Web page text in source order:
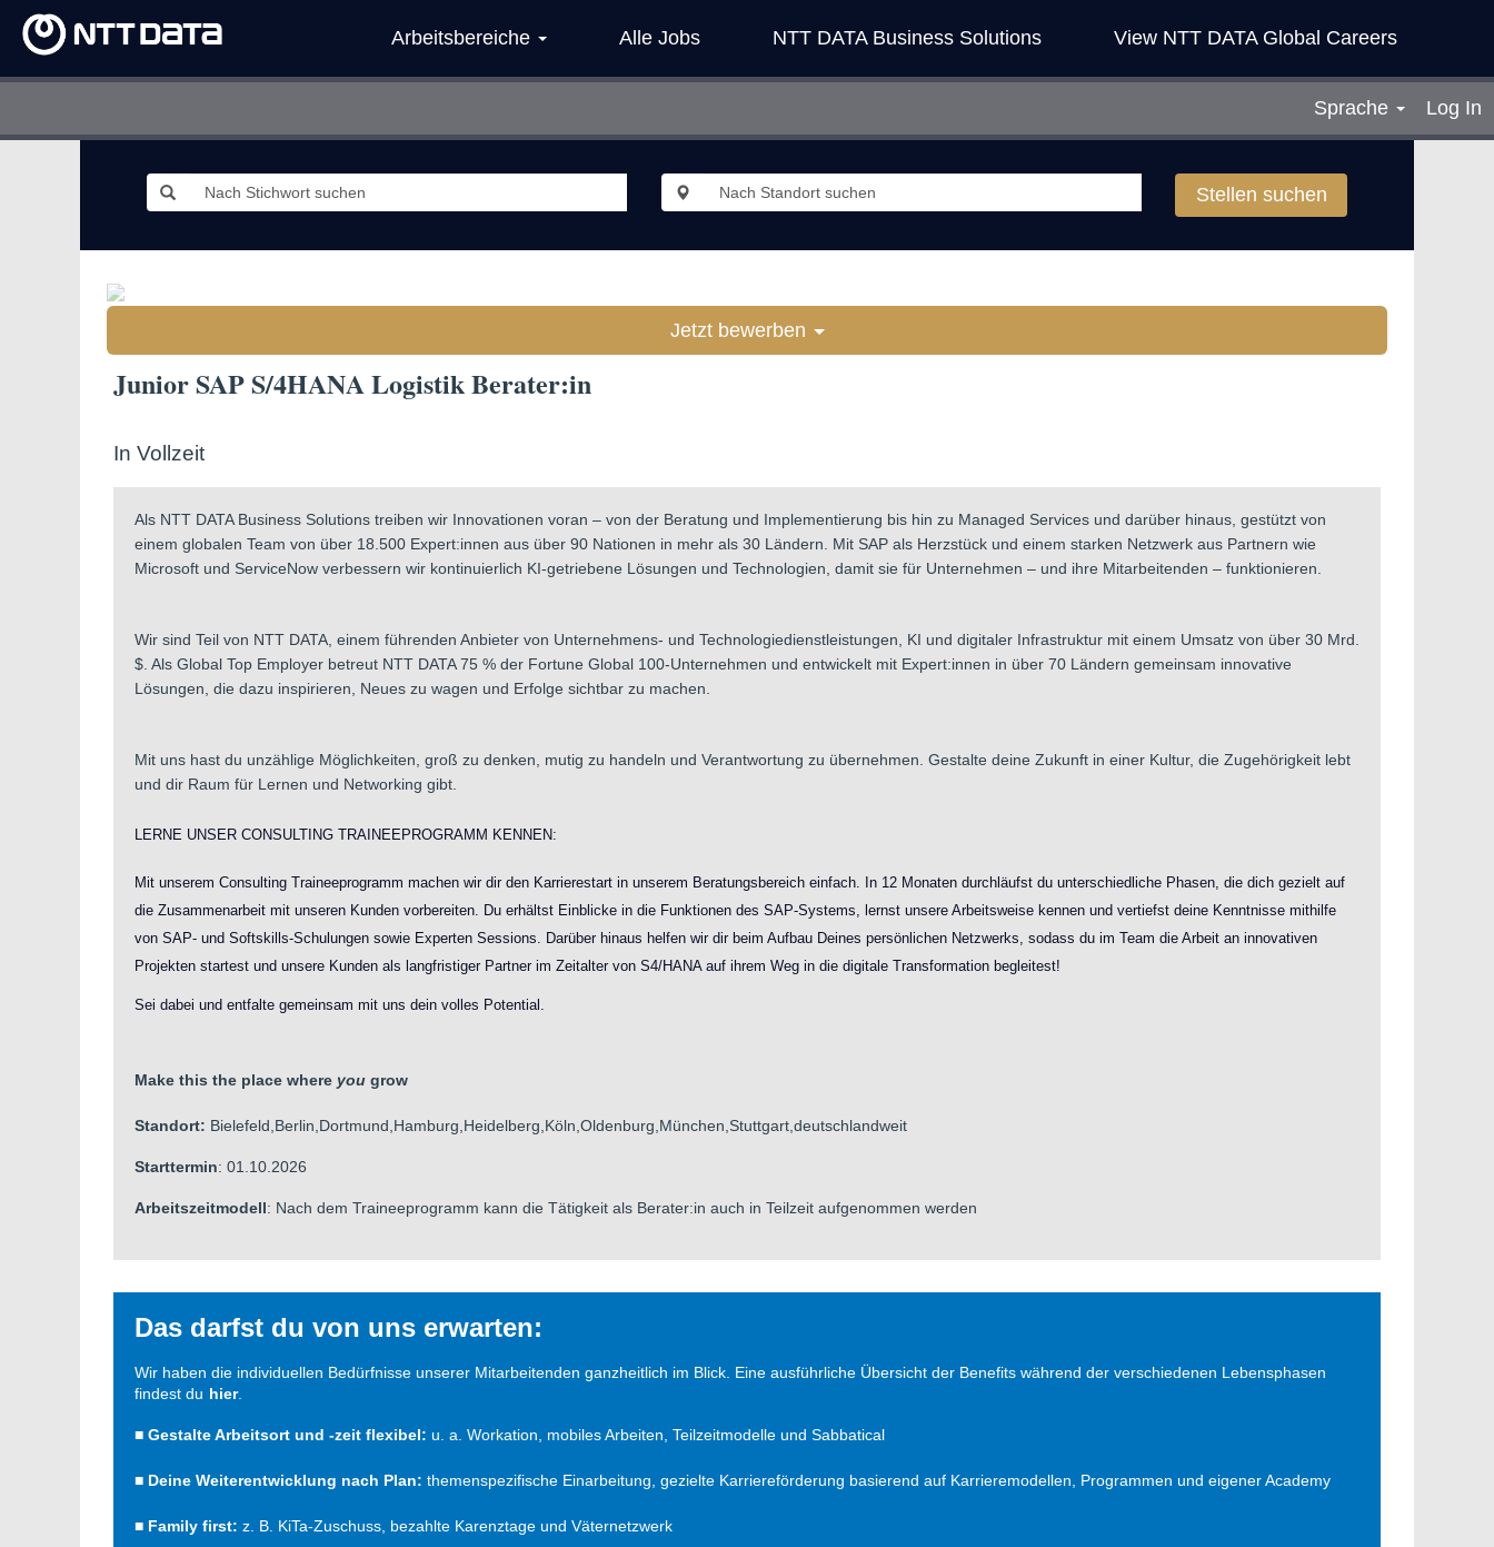
Arbeitsbereiche Alle Jobs NTT DATA Business Solutions View NTT DATA Global Careers
Sprache Log In
Stellen suchen
Jetzt bewerben
Junior SAP S/4HANA Logistik Berater:in
In Vollzeit
Als NTT DATA Business Solutions treiben wir Innovationen voran – von der Beratung und Implementierung bis hin zu Managed Services und darüber hinaus, gestützt von
einem globalen Team von über 18.500 Expert:innen aus über 90 Nationen in mehr als 30 Ländern. Mit SAP als Herzstück und einem starken Netzwerk aus Partnern wie
Microsoft und ServiceNow verbessern wir kontinuierlich KI-getriebene Lösungen und Technologien, damit sie für Unternehmen – und ihre Mitarbeitenden – funktionieren.
Wir sind Teil von NTT DATA, einem führenden Anbieter von Unternehmens- und Technologiedienstleistungen, KI und digitaler Infrastruktur mit einem Umsatz von über 30 Mrd.
$. Als Global Top Employer betreut NTT DATA 75 % der Fortune Global 100-Unternehmen und entwickelt mit Expert:innen in über 70 Ländern gemeinsam innovative
Lösungen, die dazu inspirieren, Neues zu wagen und Erfolge sichtbar zu machen.
Mit uns hast du unzählige Möglichkeiten, groß zu denken, mutig zu handeln und Verantwortung zu übernehmen. Gestalte deine Zukunft in einer Kultur, die Zugehörigkeit lebt
und dir Raum für Lernen und Networking gibt.
LERNE UNSER CONSULTING TRAINEEPROGRAMM KENNEN:
Mit unserem Consulting Traineeprogramm machen wir dir den Karrierestart in unserem Beratungsbereich einfach. In 12 Monaten durchläufst du unterschiedliche Phasen, die dich gezielt auf
die Zusammenarbeit mit unseren Kunden vorbereiten. Du erhältst Einblicke in die Funktionen des SAP-Systems, lernst unsere Arbeitsweise kennen und vertiefst deine Kenntnisse mithilfe
von SAP- und Softskills-Schulungen sowie Experten Sessions. Darüber hinaus helfen wir dir beim Aufbau Deines persönlichen Netzwerks, sodass du im Team die Arbeit an innovativen
Projekten startest und unsere Kunden als langfristiger Partner im Zeitalter von S4/HANA auf ihrem Weg in die digitale Transformation begleitest!
Sei dabei und entfalte gemeinsam mit uns dein volles Potential.
Make this the place where yougrow
Standort: Bielefeld,Berlin,Dortmund,Hamburg,Heidelberg,Köln,Oldenburg,München,Stuttgart,deutschlandweit
Starttermin: 01.10.2026
Arbeitszeitmodell: Nach dem Traineeprogramm kann die Tätigkeit als Berater:in auch in Teilzeit aufgenommen werden
Das darfst du von uns erwarten:
Wir haben die individuellen Bedürfnisse unserer Mitarbeitenden ganzheitlich im Blick. Eine ausführliche Übersicht der Benefits während der verschiedenen Lebensphasen
findest du hier.
■ Gestalte Arbeitsort und -zeit flexibel: u. a. Workation, mobiles Arbeiten, Teilzeitmodelle und Sabbatical
■ Deine Weiterentwicklung nach Plan: themenspezifische Einarbeitung, gezielte Karriereförderung basierend auf Karrieremodellen, Programmen und eigener Academy
■ Family first: z. B. KiTa-Zuschuss, bezahlte Karenztage und Väternetzwerk